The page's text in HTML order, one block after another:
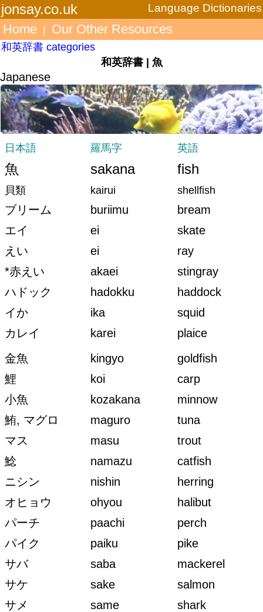
jonsay.co.uk Language Dictionaries
Home Our Other Resources
和英辞書 categories
和英辞書 | 魚
Japanese
日本語 羅馬字 英語
魚 sakana fish
貝類 kairui shellfish
ブリーム buriimu
bream
エイ
ei
skate
えい
ei
ray
*赤えい
akaei
stingray
ハドック
hadokku
haddock
イか
ika
squid
カレイ
karei
plaice
金魚
kingyo
goldfish
鯉
koi
carp
小魚
kozakana
minnow
鮪, マグロ
maguro
tuna
マス
masu
trout
鯰
namazu
catfish
ニシン
nishin
herring
オヒョウ
ohyou
halibut
パーチ
paachi
perch
パイク
paiku
pike
サバ
saba
mackerel
サケ
sake
salmon
サメ
same
shark